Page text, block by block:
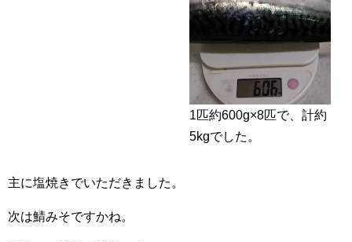
1匹約600g×8匹で、計約
5kgでした。
主に塩焼きでいただきました。
次は鯖みそですかね。